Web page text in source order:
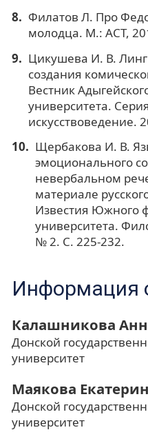
Филатов Л. Про
молодца. М.: АСТ,
Цикушева И. В.
создания
Вестник
университета.
искусствоведение.
Щербакова И. В.
эмоционального
невербальном
материале
Известия Южного
университета.
№ 2. С. 225-232.
Информация
Калашникова
Донской
университет
Маякова
Донской
университет